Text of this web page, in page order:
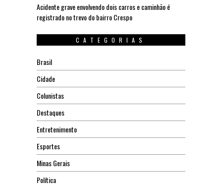
Acidente grave envolvendo dois carros e caminhão é
registrado no trevo do bairro Crespo
CATEGORIAS
Brasil
Cidade
Colunistas
Destaques
Entretenimento
Esportes
Minas Gerais
Política